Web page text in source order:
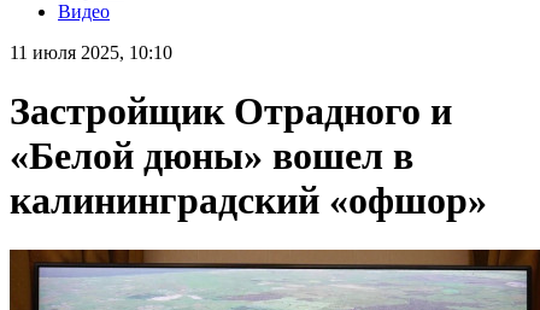
Видео
11 июля 2025, 10:10
Застройщик Отрадного и
«Белой дюны» вошел в
калининградский «офшор»